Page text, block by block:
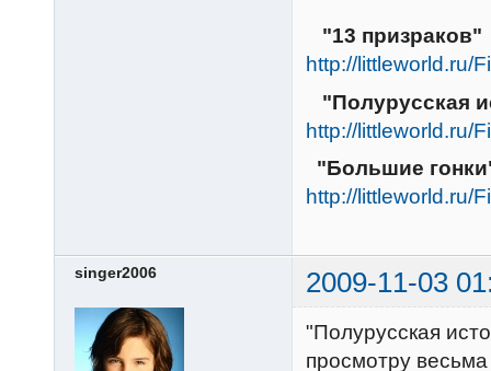
"13
http://littleworld.ru/
"Полурусская
http://littleworld.ru/
"Большие
http://littleworld.ru/
singer2006 2009-11-03
"Полурусская
просмотру